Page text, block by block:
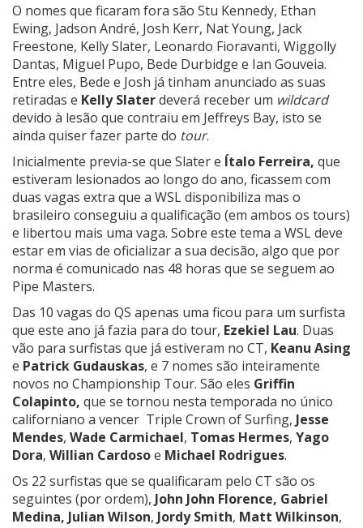
O nomes que ficaram fora são Stu Kennedy, Ethan
Ewing, Jadson André, Josh Kerr, Nat Young, Jack
Freestone, Kelly Slater, Leonardo Fioravanti, Wiggolly
Dantas, Miguel Pupo, Bede Durbidge e Ian Gouveia.
Entre eles, Bede e Josh já tinham anunciado as suas
retiradas e Kelly Slaterdeverá receber um wildcard
devido à lesão que contraiu em Jeffreys Bay, isto se
ainda quiser fazer parte do tour.
Inicialmente previa-se que Slater e Ítalo Ferreira, que
estiveram lesionados ao longo do ano, ficassem com
duas vagas extra que a WSL disponibiliza mas o
brasileiro conseguiu a qualificação (em ambos os tours)
e libertou mais uma vaga. Sobre este tema a WSL deve
estar em vias de oficializar a sua decisão, algo que por
norma é comunicado nas 48 horas que se seguem ao
Pipe Masters.
Das 10 vagas do QS apenas uma ficou para um surfista
que este ano já fazia para do tour, Ezekiel Lau. Duas
vão para surfistas que já estiveram no CT, Keanu Asing
e Patrick Gudauskas, e 7 nomes são inteiramente
novos no Championship Tour. São eles Griffin
Colapinto, que se tornou nesta temporada no único
californiano a vencer Triple Crown of Surfing, Jesse
Mendes, Wade Carmichael, Tomas Hermes, Yago
Dora, Willian Cardosoe Michael Rodrigues.
Os 22 surfistas que se qualificaram pelo CT são os
seguintes (por ordem), John John Florence, Gabriel
Medina, Julian Wilson, Jordy Smith, Matt Wilkinson,